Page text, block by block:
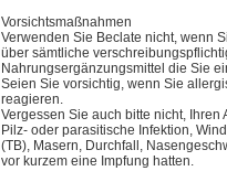
Vorsichtsmaßnahmen
Verwenden Sie Beclate nicht, wenn
über sämtliche
Nahrungsergänzungsmittel die Sie
Seien Sie vorsichtig, wenn Sie
reagieren.
Vergessen Sie auch bitte nicht, Ihren
Pilz- oder parasitische Infektion,
(TB), Masern, Durchfall,
vor kurzem eine Impfung hatten.